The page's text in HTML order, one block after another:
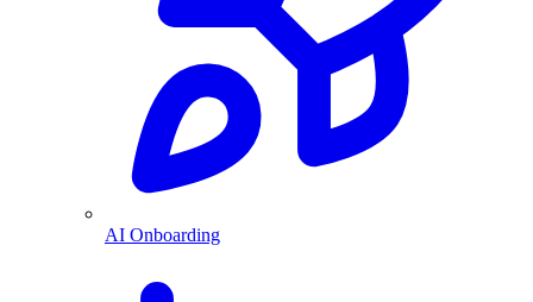
AI Onboarding